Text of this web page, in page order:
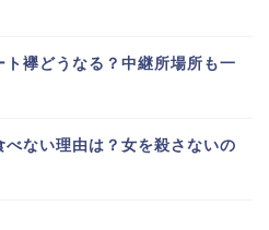
襷どうなる？中継所場所も一
べない理由は？女を殺さないの